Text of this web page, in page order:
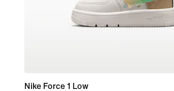
Nike Force 1 Low